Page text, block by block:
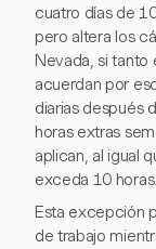
cuatro días de
pero altera los
Nevada, si
acuerdan por
diarias después
horas extras
aplican, al igual
exceda 10 horas.
Esta excepción
de trabajo